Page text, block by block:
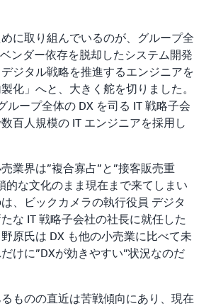
に取り組んでいるのが、グループ全
ンダー依存を脱却したシステム開発
ジタル戦略を推進するエンジニアを
化」へと、大きく舵を切りました。
ループ全体の DX を司る IT 戦略子会
百人規模の IT エンジニアを採用し
業界は”複合寡占”と”接客販売重
的な文化のまま現在まで来てしまい
、ビックカメラの執行役員 デジタ
な IT 戦略子会社の社長に就任した
原氏は DX も他の小売業に比べて未
けに”DXが効きやすい”状況なのだ
るものの直近は苦戦傾向にあり、現在